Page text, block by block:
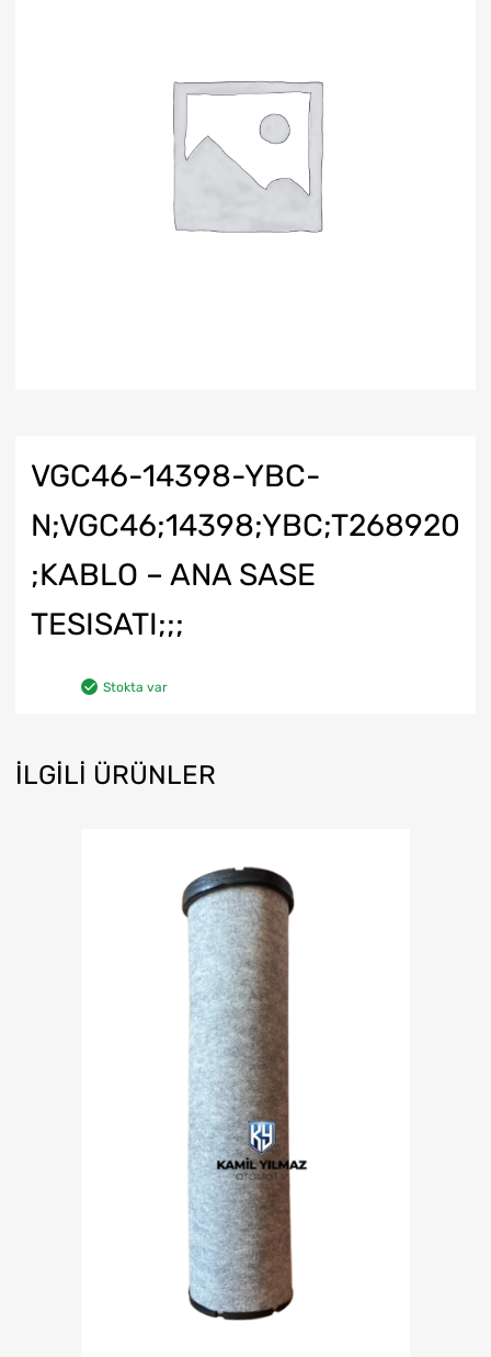
VGC46-14398-YBC-
N;VGC46;14398;YBC;T268920
;KABLO – ANA SASE
TESISATI;;;
Stokta var
İLGILI ÜRÜNLER